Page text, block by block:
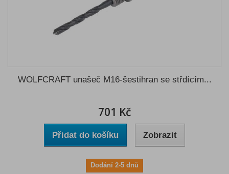
WOLFCRAFT unašeč M16-šestihran se střdícím...
701 Kč
Přidat do košíku Zobrazit
Dodání 2-5 dnů